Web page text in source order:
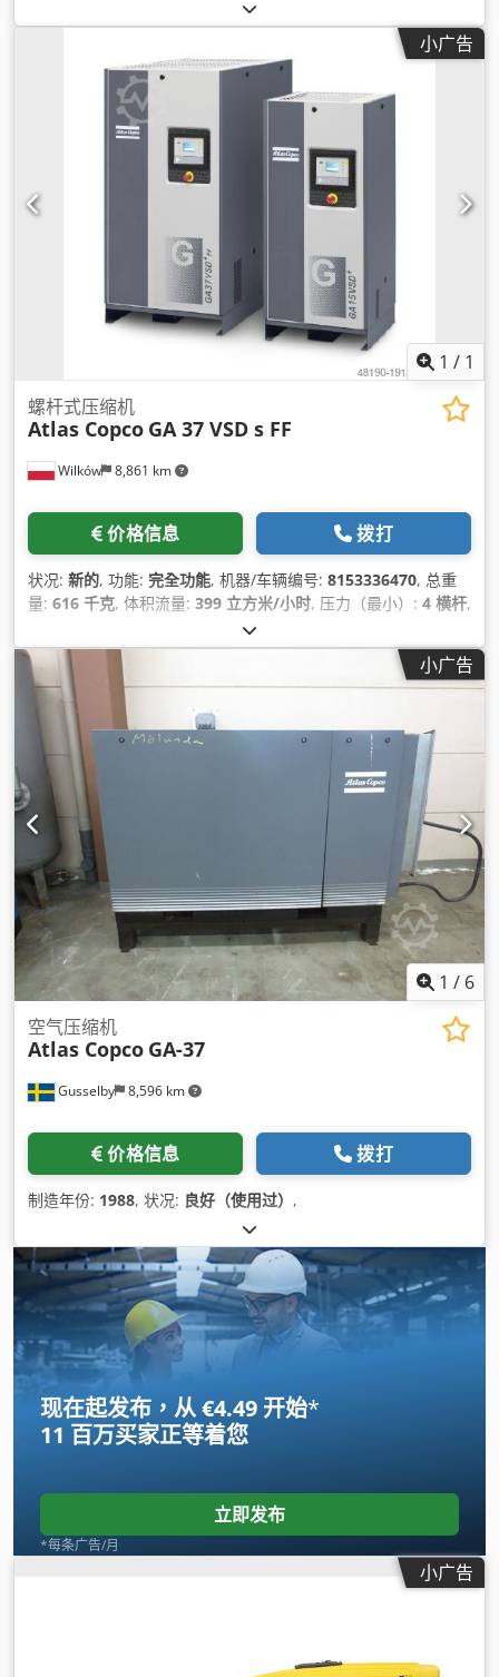
小广告
1 / 1
Wilków 8,861 km
螺杆式压缩机
Atlas Copco GA 37 VSD s FF
价格信息 拨打
状况: 新的, 功能: 完全功能, 机器/车辆编号: 8153336470, 总重
量: 616 千克, 体积流量: 399 立方米/小时, 压力（最小）: 4 横杆,
, 噪音水平:
设备:冷冻式干燥机, 文档 / 手册, 铭牌可用,
小广告
1 / 6
Gusselby 8,596 km
空气压缩机
Atlas Copco GA-37
价格信息 拨打
制造年份: 1988, 状况: 良好（使用过） ,
现在起发布，从 €4.49 开始*
11 百万买家正等着您
立即发布
*每条广告/月
小广告